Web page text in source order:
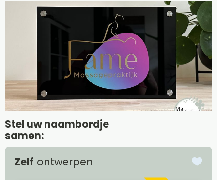
Stel uw naambordje
samen:
Zelf ontwerpen